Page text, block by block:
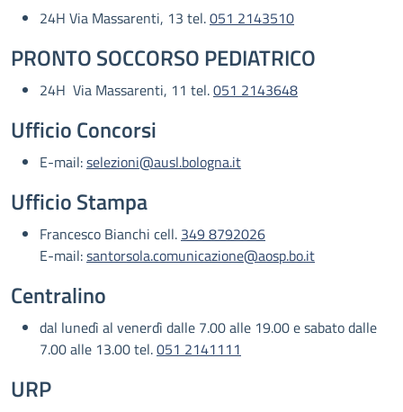
24H Via Massarenti, 13 tel.051 2143510
PRONTO SOCCORSO PEDIATRICO
24H Via Massarenti, 11 tel.051 2143648
Ufficio Concorsi
E-mail:selezioni@ausl.bologna.it
Ufficio Stampa
Francesco Bianchi cell. 349 8792026
E-mail:santorsola.comunicazione@aosp.bo.it
Centralino
dal lunedì al venerdì dalle 7.00 alle 19.00 e sabato dalle
7.00 alle 13.00 tel.051 2141111
URP